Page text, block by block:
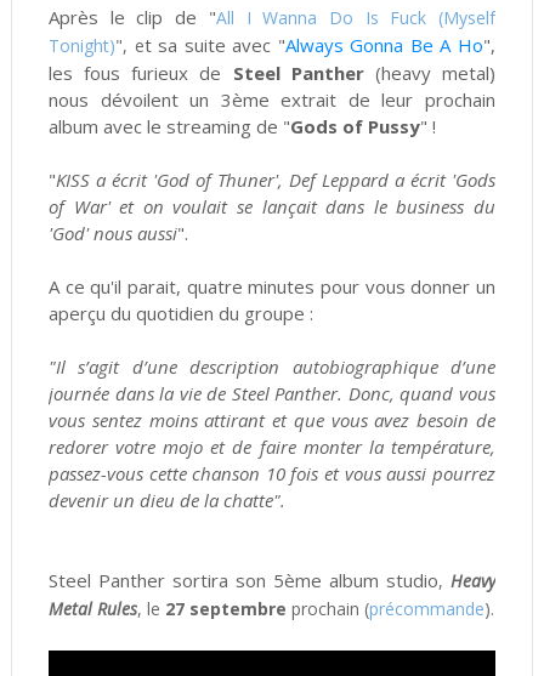
Après le clip de "All I Wanna Do Is Fuck (Myself
Tonight)", et sa suite avec "Always Gonna Be A Ho",
les fous furieux de Steel Panther(heavy metal)
nous dévoilent un 3ème extrait de leur prochain
album avec le streaming de "Gods of Pussy" !
"KISS a écrit 'God of Thuner', Def Leppard a écrit 'Gods
of War' et on voulait se lançait dans le business du
'God' nous aussi".
A ce qu'il parait, quatre minutes pour vous donner un
aperçu du quotidien du groupe :
"Il s’agit d’une description autobiographique d’une
journée dans la vie de Steel Panther. Donc, quand vous
vous sentez moins attirant et que vous avez besoin de
redorer votre mojo et de faire monter la température,
passez-vous cette chanson 10 fois et vous aussi pourrez
devenir un dieu de la chatte".
Steel Panther sortira son 5ème album studio,Heavy
Metal Rules, le 27 septembre prochain (précommande).